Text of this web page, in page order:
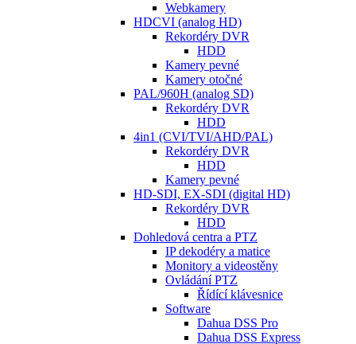
Webkamery
HDCVI (analog HD)
Rekordéry DVR
HDD
Kamery pevné
Kamery otočné
PAL/960H (analog SD)
Rekordéry DVR
HDD
4in1 (CVI/TVI/AHD/PAL)
Rekordéry DVR
HDD
Kamery pevné
HD-SDI, EX-SDI (digital HD)
Rekordéry DVR
HDD
Dohledová centra a PTZ
IP dekodéry a matice
Monitory a videostěny
Ovládání PTZ
Řídící klávesnice
Software
Dahua DSS Pro
Dahua DSS Express